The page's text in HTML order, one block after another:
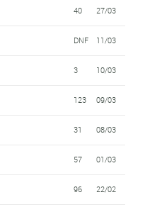
40 27/03
DNF 11/03
3 10/03
123 09/03
31 08/03
57 01/03
96 22/02